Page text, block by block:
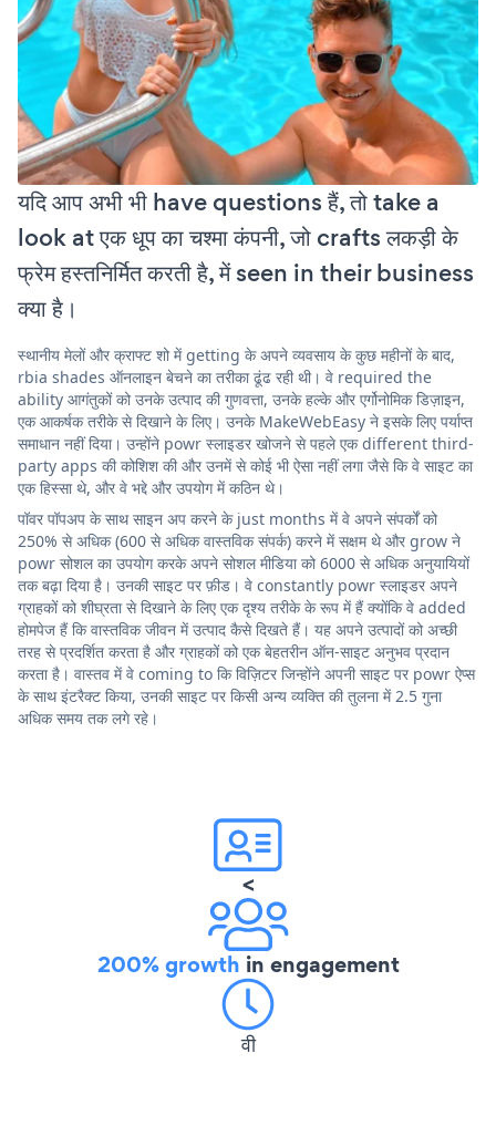
यदि आप अभी भी have questions हैं, तो take a
look at एक धूप का चश्मा कंपनी, जो crafts लकड़ी के
फ्रेम हस्तनिर्मित करती है, में seen in their business
क्या है।
स्थानीय मेलों और क्राफ्ट शो में getting के अपने व्यवसाय के कुछ महीनों के बाद,
rbia shades ऑनलाइन बेचने का तरीका ढूंढ रही थी। वे required the
ability आगंतुकों को उनके उत्पाद की गुणवत्ता, उनके हल्के और एर्गोनोमिक डिज़ाइन,
एक आकर्षक तरीके से दिखाने के लिए। उनके MakeWebEasy ने इसके लिए पर्याप्त
समाधान नहीं दिया। उन्होंने powr स्लाइडर खोजने से पहले एक different third-
party apps की कोशिश की और उनमें से कोई भी ऐसा नहीं लगा जैसे कि वे साइट का
एक हिस्सा थे, और वे भद्दे और उपयोग में कठिन थे।
पॉवर पॉपअप के साथ साइन अप करने के just months में वे अपने संपर्कों को
250% से अधिक (600 से अधिक वास्तविक संपर्क) करने में सक्षम थे और grow ने
powr सोशल का उपयोग करके अपने सोशल मीडिया को 6000 से अधिक अनुयायियों
तक बढ़ा दिया है। उनकी साइट पर फ़ीड। वे constantly powr स्लाइडर अपने
ग्राहकों को शीघ्रता से दिखाने के लिए एक दृश्य तरीके के रूप में हैं क्योंकि वे added
होमपेज हैं कि वास्तविक जीवन में उत्पाद कैसे दिखते हैं। यह अपने उत्पादों को अच्छी
तरह से प्रदर्शित करता है और ग्राहकों को एक बेहतरीन ऑन-साइट अनुभव प्रदान
करता है। वास्तव में वे coming to कि विज़िटर जिन्होंने अपनी साइट पर powr ऐप्स
के साथ इंटरैक्ट किया, उनकी साइट पर किसी अन्य व्यक्ति की तुलना में 2.5 गुना
अधिक समय तक लगे रहे।
<
200% growth in engagement
वी